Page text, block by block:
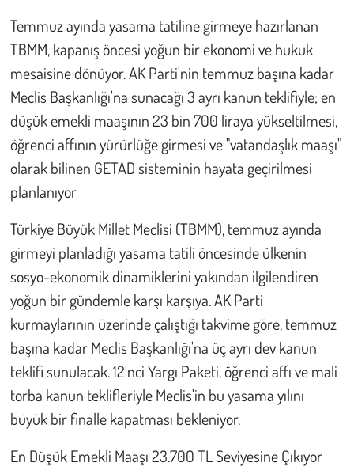
Temmuz ayında yasama tatiline girmeye hazırlanan
TBMM, kapanış öncesi yoğun bir ekonomi ve hukuk
mesaisine dönüyor. AK Parti'nin temmuz başına kadar
Meclis Başkanlığı'na sunacağı 3 ayrı kanun teklifiyle; en
düşük emekli maaşının 23 bin 700 liraya yükseltilmesi,
öğrenci affının yürürlüğe girmesi ve "vatandaşlık maaşı"
olarak bilinen GETAD sisteminin hayata geçirilmesi
planlanıyor
Türkiye Büyük Millet Meclisi (TBMM), temmuz ayında
girmeyi planladığı yasama tatili öncesinde ülkenin
sosyo-ekonomik dinamiklerini yakından ilgilendiren
yoğun bir gündemle karşı karşıya. AK Parti
kurmaylarının üzerinde çalıştığı takvime göre, temmuz
başına kadar Meclis Başkanlığı'na üç ayrı dev kanun
teklifi sunulacak. 12'nci Yargı Paketi, öğrenci affı ve mali
torba kanun teklifleriyle Meclis'in bu yasama yılını
büyük bir finalle kapatması bekleniyor.
En Düşük Emekli Maaşı 23.700 TL Seviyesine Çıkıyor
İnsan Hakları
Hayvan Hakları
Çevre
Galeri
Vefat İlanları
Tarih
Hukuk
Tarım
Kent
Eğlence